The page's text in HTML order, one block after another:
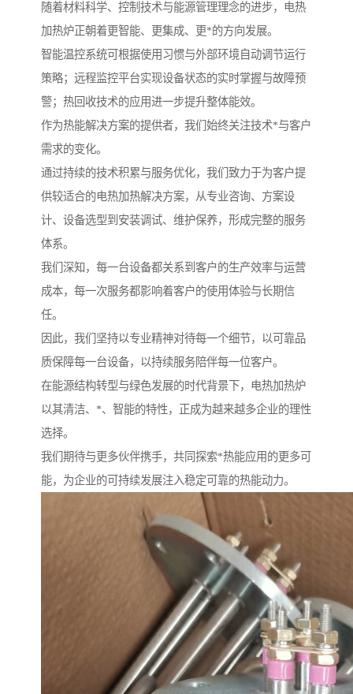
随着材料科学、控制技术与能源管理理念的进步，电热
加热炉正朝着更智能、更集成、更*的方向发展。
智能温控系统可根据使用习惯与外部环境自动调节运行
策略；远程监控平台实现设备状态的实时掌握与故障预
警；热回收技术的应用进一步提升整体能效。
作为热能解决方案的提供者，我们始终关注技术*与客户
需求的变化。
通过持续的技术积累与服务优化，我们致力于为客户提
供较适合的电热加热解决方案，从专业咨询、方案设
计、设备选型到安装调试、维护保养，形成完整的服务
体系。
我们深知，每一台设备都关系到客户的生产效率与运营
成本，每一次服务都影响着客户的使用体验与长期信
任。
因此，我们坚持以专业精神对待每一个细节，以可靠品
质保障每一台设备，以持续服务陪伴每一位客户。
在能源结构转型与绿色发展的时代背景下，电热加热炉
以其清洁、*、智能的特性，正成为越来越多企业的理性
选择。
我们期待与更多伙伴携手，共同探索*热能应用的更多可
能，为企业的可持续发展注入稳定可靠的热能动力。